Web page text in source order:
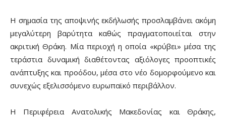
Η σημασία της αποψινής εκδήλωσής προσλαμβάνει ακόμη
μεγαλύτερη βαρύτητα καθώς πραγματοποιείται στην
ακριτική Θράκη. Μία περιοχή η οποία «κρύβει» μέσα της
τεράστια δυναμική διαθέτοντας αξιόλογες προοπτικές
ανάπτυξης και προόδου, μέσα στο νέο δομορφούμενο και
συνεχώς εξελισσόμενο ευρωπαϊκό περιβάλλον.
Η Περιφέρεια Ανατολικής Μακεδονίας και Θράκης,